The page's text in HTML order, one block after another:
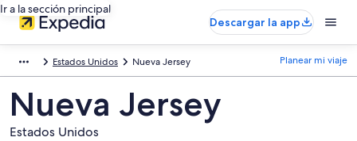
Ir a la sección principal
Descargar la app
Estados Unidos Nueva Jersey Planear mi viaje
Nueva Jersey
Estados Unidos